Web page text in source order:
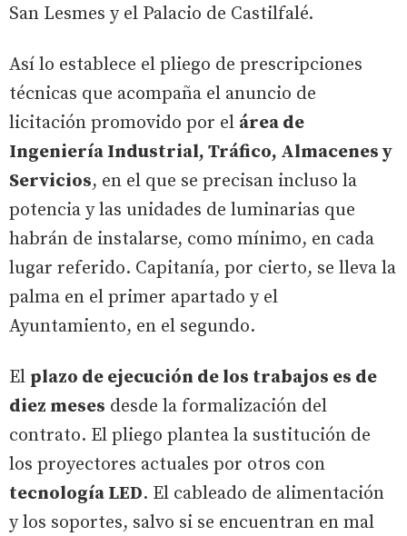
San Lesmes y el Palacio de Castilfalé.
Así lo establece el pliego de prescripciones
técnicas que acompaña el anuncio de
licitación promovido por el área de
Ingeniería Industrial, Tráfico, Almacenes y
Servicios, en el que se precisan incluso la
potencia y las unidades de luminarias que
habrán de instalarse, como mínimo, en cada
lugar referido. Capitanía, por cierto, se lleva la
palma en el primer apartado y el
Ayuntamiento, en el segundo.
El plazo de ejecución de los trabajos es de
diez meses desde la formalización del
contrato. El pliego plantea la sustitución de
los proyectores actuales por otros con
tecnología LED. El cableado de alimentación
y los soportes, salvo si se encuentran en mal